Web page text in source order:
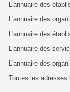
L'annuaire des
L'annuaire des
L'annuaire des
L'annuaire des
L'annuaire des
Toutes les adresses